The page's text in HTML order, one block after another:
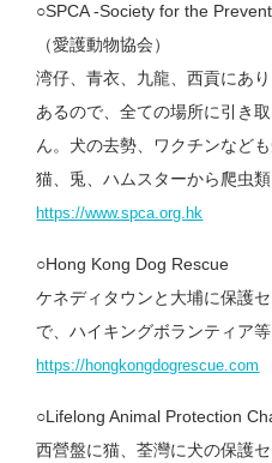
○SPCA -Society for the
（愛護動物協会）
湾仔、青衣、九龍、西貢にあ
あるので、全ての場所に引き
ん。犬の去勢、ワクチンなど
猫、兎、ハムスターから爬虫
https://www.spca.org.hk
○Hong Kong Dog Rescue
ケネディタウンと大埔に保護
で、ハイキングボランティア
https://hongkongdogrescue.com
○Lifelong Animal Protection
西營盤に猫、荃灣に犬の保護セ